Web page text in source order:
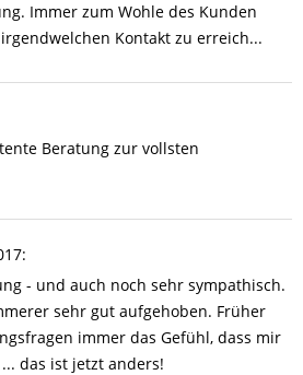
Immer zum Wohle des Kunden
Kontakt zu erreich...
Beratung zur vollsten
- und auch noch sehr sympathisch.
sehr gut aufgehoben. Früher
immer das Gefühl, dass mir
das ist jetzt anders!